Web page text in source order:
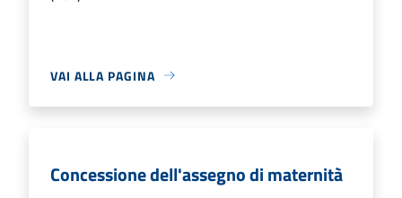
VAI ALLA PAGINA
Concessione dell'assegno di maternità